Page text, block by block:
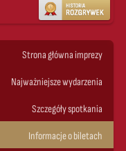
Strona główna imprezy
Najważniejsze wydarzenia
Szczegóły spotkania
Informacje o biletach